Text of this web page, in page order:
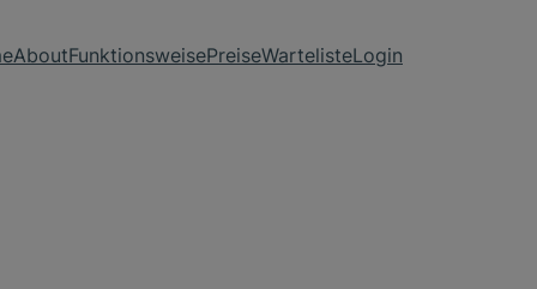
AboutFunktionsweisePreiseWartelisteLogin